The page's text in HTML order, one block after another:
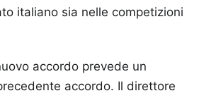
italiano sia nelle competizioni
accordo prevede un
accordo. Il direttore